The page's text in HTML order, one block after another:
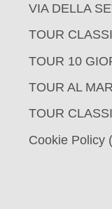
VIA DELLA
TOUR
TOUR 10
TOUR AL
TOUR
Cookie Policy